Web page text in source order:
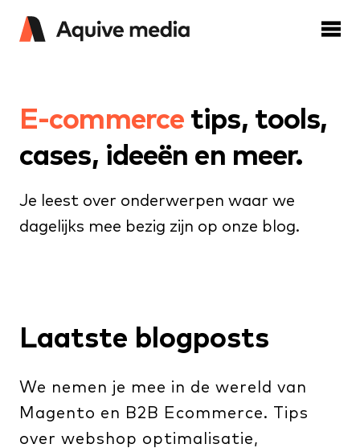
E-commerce tips, tools,
cases, ideeën en meer.
Je leest over onderwerpen waar we
dagelijks mee bezig zijn op onze blog.
Laatste blogposts
We nemen je mee in de wereld van
Magento en B2B Ecommerce. Tips
over webshop optimalisatie,